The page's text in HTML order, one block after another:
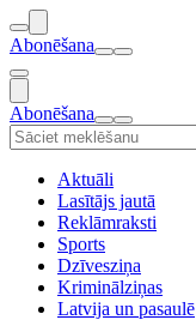
Abonēšana
Abonēšana
Aktuāli
Lasītājs jautā
Reklāmraksti
Sports
Dzīvesziņa
Kriminālziņas
Latvija un pasaulē